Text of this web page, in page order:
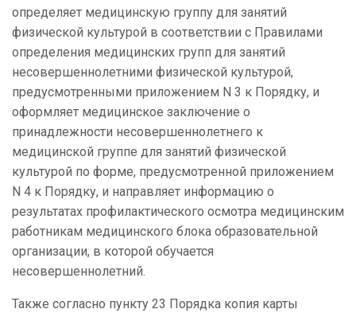
определяет медицинскую группу для занятий
физической культурой в соответствии с Правилами
определения медицинских групп для занятий
несовершеннолетними физической культурой,
предусмотренными приложением N 3 к Порядку, и
оформляет медицинское заключение о
принадлежности несовершеннолетнего к
медицинской группе для занятий физической
культурой по форме, предусмотренной приложением
N 4 к Порядку, и направляет информацию о
результатах профилактического осмотра медицинским
работникам медицинского блока образовательной
организации, в которой обучается
несовершеннолетний.
Также согласно пункту 23 Порядка копия карты